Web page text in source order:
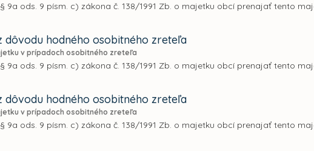
9a ods. 9 písm. c) zákona č. 138/1991 Zb. o majetku obcí prenajať tento
hodného osobitného zreteľa
v prípadoch osobitného zreteľa
9a ods. 9 písm. c) zákona č. 138/1991 Zb. o majetku obcí prenajať tento
hodného osobitného zreteľa
v prípadoch osobitného zreteľa
9a ods. 9 písm. c) zákona č. 138/1991 Zb. o majetku obcí prenajať tento